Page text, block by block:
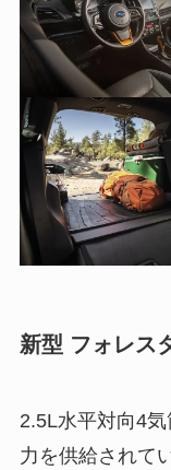
新型 フォレス
2.5L水平対向4
力を供給されて